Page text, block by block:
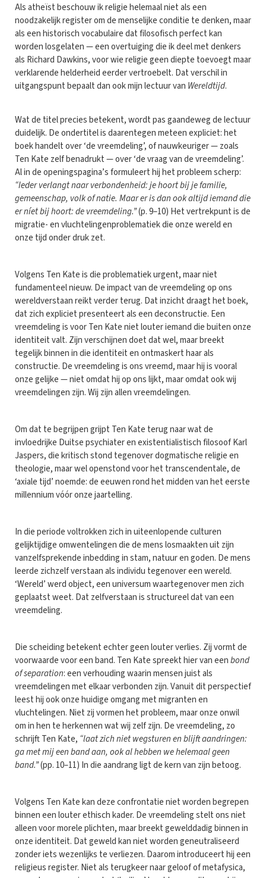
Als atheïst beschouw ik religie helemaal niet als een
noodzakelijk register om de menselijke conditie te denken, maar
als een historisch vocabulaire dat filosofisch perfect kan
worden losgelaten — een overtuiging die ik deel met denkers
als Richard Dawkins, voor wie religie geen diepte toevoegt maar
verklarende helderheid eerder vertroebelt. Dat verschil in
uitgangspunt bepaalt dan ook mijn lectuur van Wereldtijd.
Wat de titel precies betekent, wordt pas gaandeweg de lectuur
duidelijk. De ondertitel is daarentegen meteen expliciet: het
boek handelt over ‘de vreemdeling’, of nauwkeuriger — zoals
Ten Kate zelf benadrukt — over ‘de vraag van de vreemdeling’.
Al in de openingspagina’s formuleert hij het probleem scherp:
“Ieder verlangt naar verbondenheid: je hoort bij je familie,
gemeenschap, volk of natie. Maar er is dan ook altijd iemand die
er níet bij hoort: de vreemdeling.”(p. 9–10) Het vertrekpunt is de
migratie- en vluchtelingenproblematiek die onze wereld en
onze tijd onder druk zet.
Volgens Ten Kate is die problematiek urgent, maar niet
fundamenteel nieuw. De impact van de vreemdeling op ons
wereldverstaan reikt verder terug. Dat inzicht draagt het boek,
dat zich expliciet presenteert als een deconstructie. Een
vreemdeling is voor Ten Kate niet louter iemand die buiten onze
identiteit valt. Zijn verschijnen doet dat wel, maar breekt
tegelijk binnen in die identiteit en ontmaskert haar als
constructie. De vreemdeling is ons vreemd, maar hij is vooral
onze gelijke — niet omdat hij op ons lijkt, maar omdat ook wij
vreemdelingen zijn. Wij zijn allen vreemdelingen.
Om dat te begrijpen grijpt Ten Kate terug naar wat de
invloedrijke Duitse psychiater en existentialistisch filosoof Karl
Jaspers, die kritisch stond tegenover dogmatische religie en
theologie, maar wel openstond voor het transcendentale, de
‘axiale tijd’ noemde: de eeuwen rond het midden van het eerste
millennium vóór onze jaartelling.
In die periode voltrokken zich in uiteenlopende culturen
gelijktijdige omwentelingen die de mens losmaakten uit zijn
vanzelfsprekende inbedding in stam, natuur en goden. De mens
leerde zichzelf verstaan als individu tegenover een wereld.
‘Wereld’ werd object, een universum waartegenover men zich
geplaatst weet. Dat zelfverstaan is structureel dat van een
vreemdeling.
Die scheiding betekent echter geen louter verlies. Zij vormt de
voorwaarde voor een band. Ten Kate spreekt hier van eenbond
of separation: een verhouding waarin mensen juist als
vreemdelingen met elkaar verbonden zijn. Vanuit dit perspectief
leest hij ook onze huidige omgang met migranten en
vluchtelingen. Niet zij vormen het probleem, maar onze onwil
om in hen te herkennen wat wij zelf zijn. De vreemdeling, zo
schrijft Ten Kate, “laat zich niet wegsturen en blijft aandringen:
ga met mij een band aan, ook al hebben we helemaal geen
band.”(pp. 10–11) In die aandrang ligt de kern van zijn betoog.
Volgens Ten Kate kan deze confrontatie niet worden begrepen
binnen een louter ethisch kader. De vreemdeling stelt ons niet
alleen voor morele plichten, maar breekt gewelddadig binnen in
onze identiteit. Dat geweld kan niet worden geneutraliseerd
zonder iets wezenlijks te verliezen. Daarom introduceert hij een
religieus register. Niet als terugkeer naar geloof of metafysica,